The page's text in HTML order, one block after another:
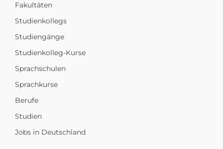
Fakultäten
Studienkollegs
Studiengänge
Studienkolleg-Kurse
Sprachschulen
Sprachkurse
Berufe
Studien
Jobs in Deutschland